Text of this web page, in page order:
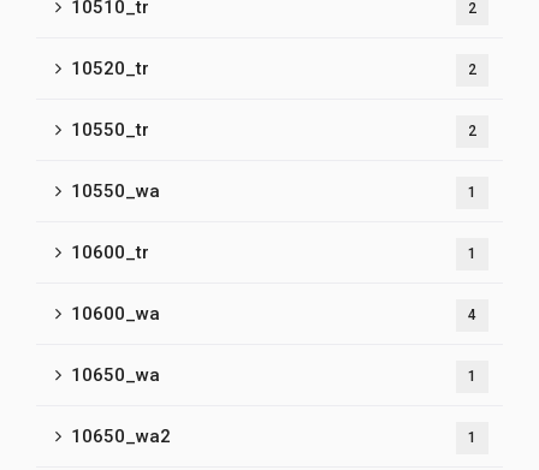
10510_tr 2
10520_tr 2
10550_tr 2
10550_wa 1
10600_tr 1
10600_wa 4
10650_wa 1
10650_wa2 1